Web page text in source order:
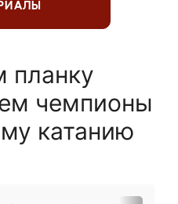
чемпионы
катанию